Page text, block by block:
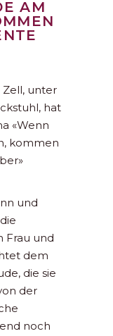
AM
unter
hat
«Wenn
kommen
und
Frau und
dem
die sie
der
noch